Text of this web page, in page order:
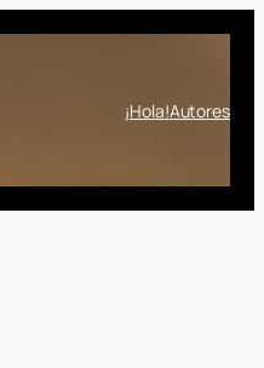
¡Hola!Autores